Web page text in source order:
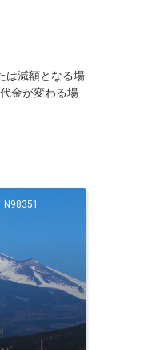
は減額となる場
金が変わる場
N98351